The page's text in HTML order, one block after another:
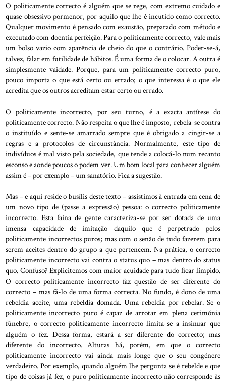
O politicamente correcto é alguém que se rege, com extremo cuidado e
quase obsessivo pormenor, por aquilo que lhe é incutido como correcto.
Qualquer movimento é pensado com exaustão, preparado com método e
executado com doentia perfeição. Para o politicamente correcto, vale mais
um bolso vazio com aparência de cheio do que o contrário. Poder-se-á,
talvez, falar em futilidade de hábitos. É uma forma de o colocar. A outra é
simplesmente vaidade. Porque, para um politicamente correcto puro,
pouco importa o que está certo ou errado; o que interessa é o que ele
acredita que os outros acreditam estar certo ou errado.
O politicamente incorrecto, por seu turno, é a exacta antítese do
politicamente correcto. Não respeita o que lhe é imposto, rebela-se contra
o instituído e sente-se amarrado sempre que é obrigado a cingir-se a
regras e a protocolos de circunstância. Normalmente, este tipo de
indivíduos é mal visto pela sociedade, que tende a colocá-lo num recanto
esconso e aonde poucos o podem ver. Um bom local para conhecer alguém
assim é – por exemplo – um sanatório. Fica a sugestão.
Mas – e aqui reside o busílis deste texto – assistimos à entrada em cena de
um novo tipo de (passe a expressão) pessoa: o correcto politicamente
incorrecto. Esta faina de gente caracteriza-se por ser dotada de uma
imensa capacidade de imitação daquilo que é perpetrado pelos
politicamente incorrectos puros; mas com o senão de tudo fazerem para
serem aceites dentro do grupo a que pertencem. Na prática, o correcto
politicamente incorrecto vai contra o status quo – mas dentro do status
quo. Confuso? Explicitemos com maior acuidade para tudo ficar límpido.
O correcto politicamente incorrecto faz questão de ser diferente do
correcto – mas fá-lo de uma forma correcta. No fundo, é dono de uma
rebeldia aceite, uma rebeldia domada. Uma rebeldia por rebelar. Se o
politicamente incorrecto puro é capaz de arrotar em plena cerimónia
fúnebre, o correcto politicamente incorrecto limita-se a insinuar que
alguém o fez. Dessa forma, estará a ser diferente do correcto; mas
diferente do incorrecto. Alturas há, porém, em que o correcto
politicamente incorrecto vai ainda mais longe que o seu congénere
verdadeiro. Por exemplo, quando alguém lhe pergunta se é rebelde e que
tipo de coisas já fez, o puro politicamente incorrecto não corresponde às